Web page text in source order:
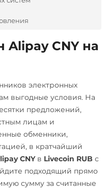
Tether Gold (XAUt)
Tezos (XTZ)
Tron (TRX)
TrueUSD (TUSD)
Uniswap (UNI)
ERC20
USD Coin (USDC)
ERC20 BEP20
Polygon
ARB
OP
BASE
Utopia USD (UUSD)
NOK
Альфа-Банк
Беларусбанк BYN
ВТБ Банк RUB
Газпромбанк RUB
Евразийский Банк KZT
CNY на
электронных
выгодные условия. На
предложений,
лицам и
обменники,
в кратчайший
CNYв Livecoin RUB с
подходящий прямо
сумму за считанные